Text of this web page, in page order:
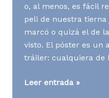
o, al menos, es fácil
peli de nuestra
marcó o quizá el de
visto. El póster es un
tráiler: cualquiera de
Media
Leer entrada »